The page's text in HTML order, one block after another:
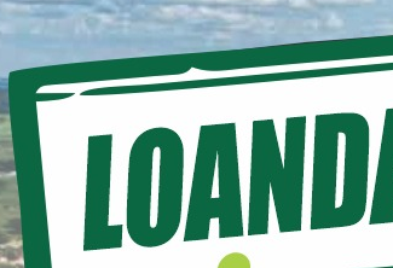
Servidor Contatos
Sala do
Empreendedor
A